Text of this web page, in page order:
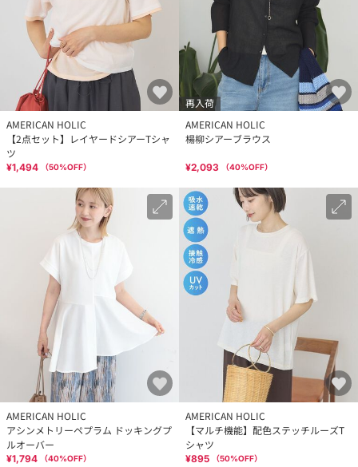
AMERICAN HOLIC
【2点セット】レイヤードシアーTシャ
ツ
¥1,494 （50%OFF）
再入荷
AMERICAN HOLIC
楊柳シアーブラウス
¥2,093 （40%OFF）
AMERICAN HOLIC
アシンメトリーペプラム ドッキングプ
ルオーバー
¥1,794 （40%OFF）
AMERICAN HOLIC
【マルチ機能】配色ステッチルーズT
シャツ
¥895 （50%OFF）